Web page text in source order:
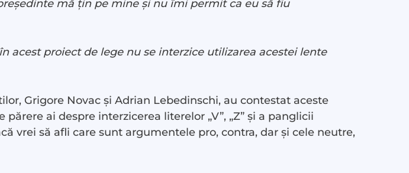
mă țin pe mine și nu îmi permit ca eu să fiu
acest proiect de lege nu se interzice utilizarea acestei lente
Grigore Novac și Adrian Lebedinschi, au contestat aceste
ai despre interzicerea literelor „V”, „Z” și a panglicii
vrei să afli care sunt argumentele pro, contra, dar și cele neutre,